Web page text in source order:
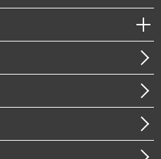
アンス）・防災（政策）
ートシティ